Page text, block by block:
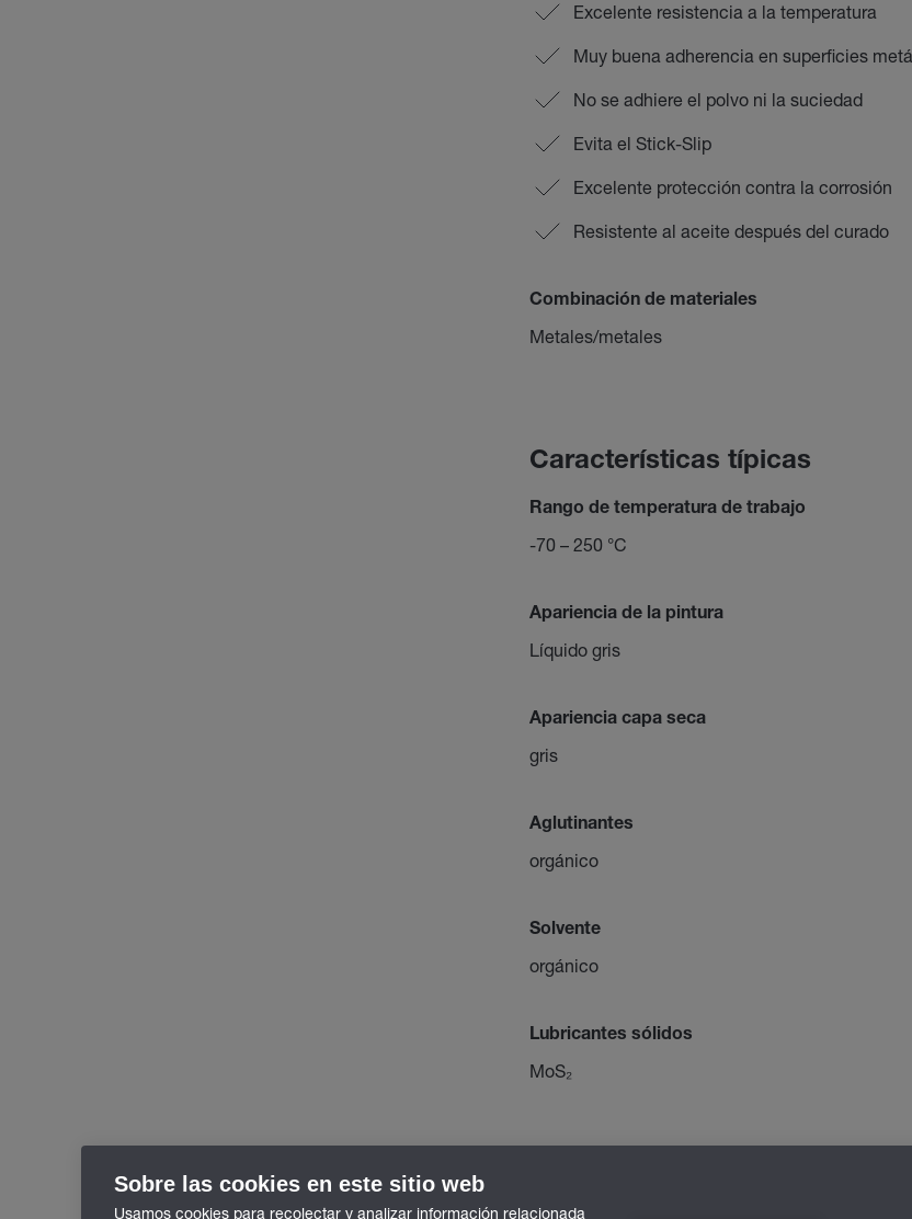
Excelente resistencia a la temperatura
Muy buena adherencia en superficies
No se adhiere el polvo ni la suciedad
Evita el Stick-Slip
Excelente protección contra la corrosión
Resistente al aceite después del curado
Combinación de materiales
Metales/metales
Características típicas
Rango de temperatura de trabajo
-70 – 250 °C
Apariencia de la pintura
Líquido gris
Apariencia capa seca
gris
Aglutinantes
orgánico
Solvente
orgánico
Lubricantes sólidos
MoS₂
Sobre las cookies en este sitio web
Usamos cookies para recolectar y analizar información relacionada